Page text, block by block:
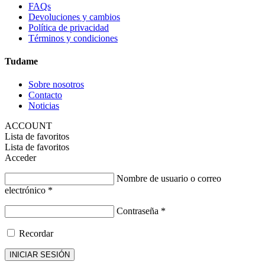
FAQs
Devoluciones y cambios
Política de privacidad
Términos y condiciones
Tudame
Sobre nosotros
Contacto
Noticias
ACCOUNT
Lista de favoritos
Lista de favoritos
Acceder
Nombre de usuario o correo
electrónico *
Contraseña *
Recordar
INICIAR SESIÓN